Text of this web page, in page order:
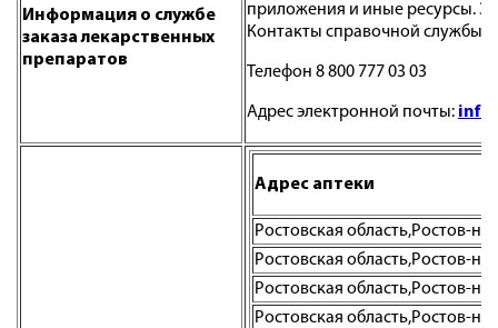
Информация о службе
заказа лекарственных
препаратов
приложения и иные ресурсы.
Контакты справочной службы:
Телефон 8 800 777 03 03
Адрес электронной почты:
Адрес аптеки
Ростовская область,Ростов-
Ростовская область,Ростов-
Ростовская область,Ростов-
Ростовская область,Ростов-